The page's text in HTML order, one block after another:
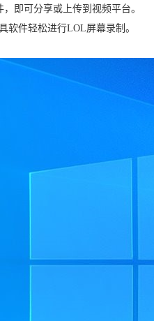
即可分享或上传到视频平台。
软件轻松进行LOL屏幕录制。